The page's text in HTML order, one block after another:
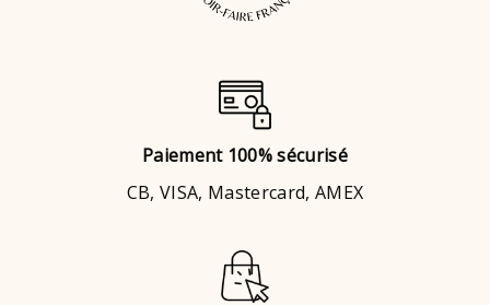
Paiement 100% sécurisé
CB, VISA, Mastercard, AMEX